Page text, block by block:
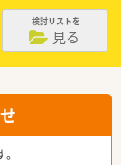
検討リストを
見る